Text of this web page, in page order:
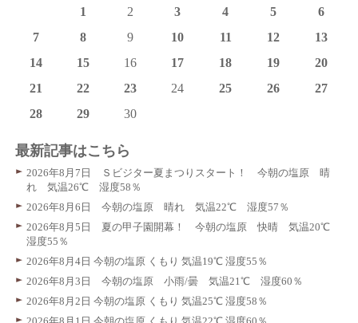
1
2 3 4 5
6
7
8 9 10 11 12
13
14
15 16 17 18 19
20
21
22 23 24 25 26
27
28
29 30
最新記事はこちら
2026年8月7日 Ｓビジター夏まつりスタート！ 今朝の塩原 晴
れ 気温26℃ 湿度58％
2026年8月6日 今朝の塩原 晴れ 気温22℃ 湿度57％
2026年8月5日 夏の甲子園開幕！ 今朝の塩原 快晴 気温20℃
湿度55％
2026年8月4日 今朝の塩原 くもり 気温19℃ 湿度55％
2026年8月3日 今朝の塩原 小雨/曇 気温21℃ 湿度60％
2026年8月2日 今朝の塩原 くもり 気温25℃ 湿度58％